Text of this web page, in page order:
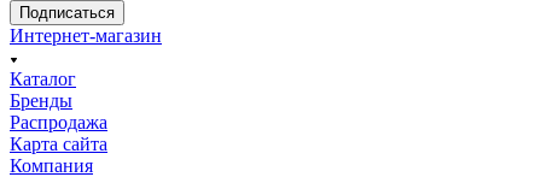
Подписаться
Интернет-магазин
Каталог
Бренды
Распродажа
Карта сайта
Компания